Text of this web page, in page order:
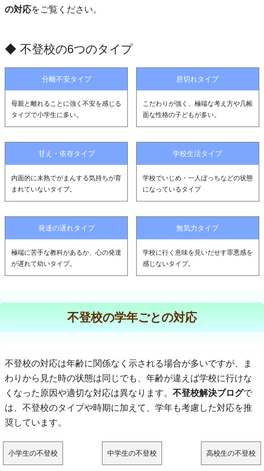
の対応をご覧ください。
◆ 不登校の6つのタイプ
分離不安タイプ
母親と離れることに強く不安を感じる
タイプで小学生に多い。
息切れタイプ
こだわりが強く、極端な考え方や几帳
面な性格の子どもが多い。
甘え・依存タイプ
内面的に未熟でがまんする気持ちが育
まれていないタイプ。
学校生活タイプ
学校でいじめ・一人ぼっちなどの状態
になっているタイプ
発達の遅れタイプ
極端に苦手な教科があるか、心の発達
が遅れて幼いタイプ。
無気力タイプ
学校に行く意味を見いだせす罪悪感を
感じないタイプ。
不登校の学年ごとの対応
不登校の対応は年齢に関係なく示される場合が多いですが、ま
わりから見た時の状態は同じでも、年齢が違えば学校に行けな
くなった原因や適切な対応は異なります。 不登校解決ブログで
は、不登校のタイプや時期に加えて、学年も考慮した対応を推
奨しています。
小学生の不登校 中学生の不登校 高校生の不登校